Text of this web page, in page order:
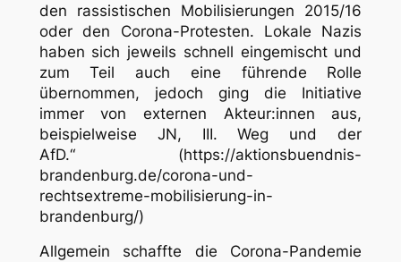
den rassistischen Mobilisierungen 2015/16
oder den Corona-Protesten. Lokale Nazis
haben sich jeweils schnell eingemischt und
zum Teil auch eine führende Rolle
übernommen, jedoch ging die Initiative
immer von externen Akteur:innen aus,
beispielweise JN, III. Weg und der
AfD.“ (https://aktionsbuendnis-
brandenburg.de/corona-und-
rechtsextreme-mobilisierung-in-
brandenburg/)
Allgemein schaffte die Corona-Pandemie